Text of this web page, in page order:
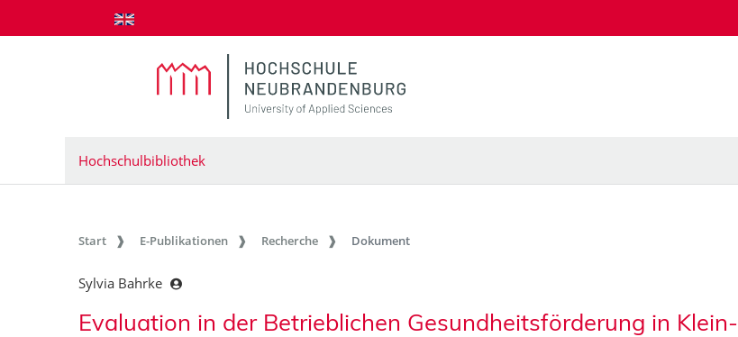
zum Inhalt springen
Hochschulbibliothek
Start E-Publikationen Recherche Dokument
Sylvia Bahrke
Evaluation in der Betrieblichen Gesundheitsförderung in Klein-